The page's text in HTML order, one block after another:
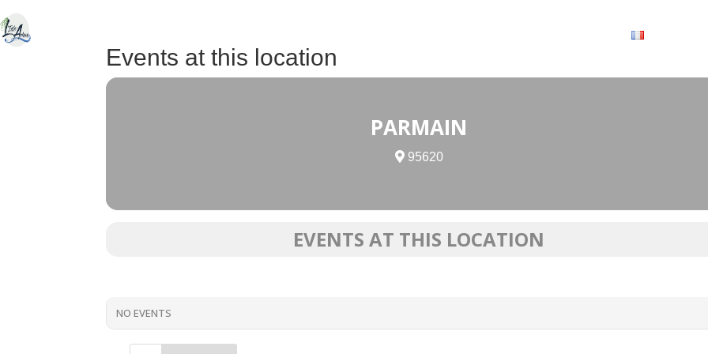
Events at this location
PARMAIN
95620
EVENTS AT THIS LOCATION
NO EVENTS